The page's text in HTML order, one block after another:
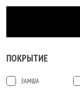
ПОКРЫТИЕ
ЗАМША